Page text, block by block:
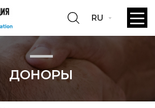
RU
ДОНОРЫ